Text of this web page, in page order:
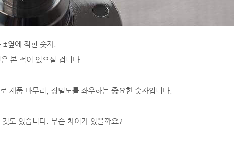
옆에 적힌 숫자.
본 적이 있으실 겁니다
제품 마무리, 정밀도를 좌우하는 중요한 숫자입니다.
도 있습니다. 무슨 차이가 있을까요?